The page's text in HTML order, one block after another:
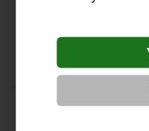
Posh-Deal verschärft
in Illinois